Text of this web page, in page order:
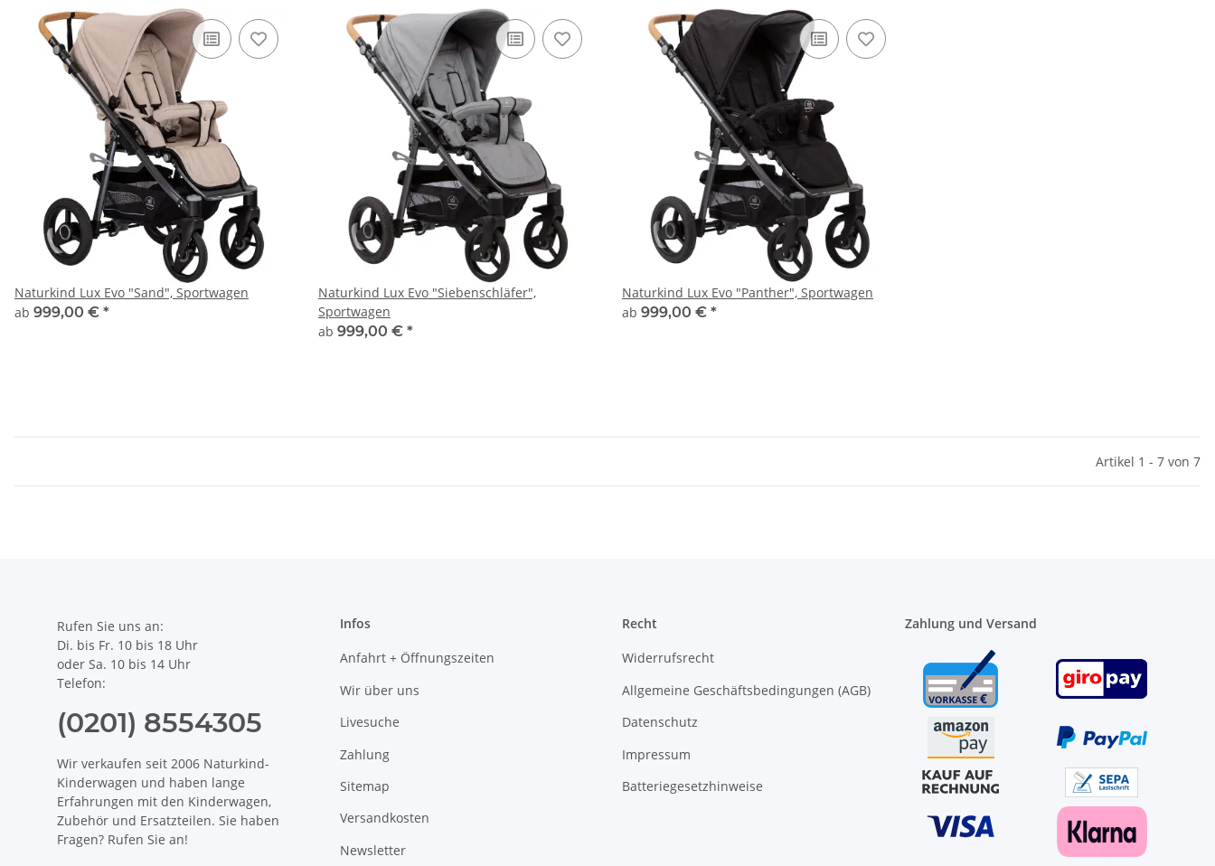
Naturkind Lux Evo "Sand", Sportwagen
ab 999,00 € *
Naturkind Lux Evo "Siebenschläfer",
Sportwagen
ab 999,00 € *
Naturkind Lux Evo "Panther", Sportwagen
ab 999,00 € *
Artikel 1 - 7 von 7
Rufen Sie uns an:
Di. bis Fr. 10 bis 18 Uhr
oder Sa. 10 bis 14 Uhr
Telefon:
(0201) 8554305
Wir verkaufen seit 2006 Naturkind-
Kinderwagen und haben lange
Erfahrungen mit den Kinderwagen,
Zubehör und Ersatzteilen. Sie haben
Fragen? Rufen Sie an!
Infos
Anfahrt + Öffnungszeiten
Wir über uns
Livesuche
Zahlung
Sitemap
Versandkosten
Newsletter
Recht
Widerrufsrecht
Allgemeine Geschäftsbedingungen (AGB)
Datenschutz
Impressum
Batteriegesetzhinweise
Zahlung und Versand